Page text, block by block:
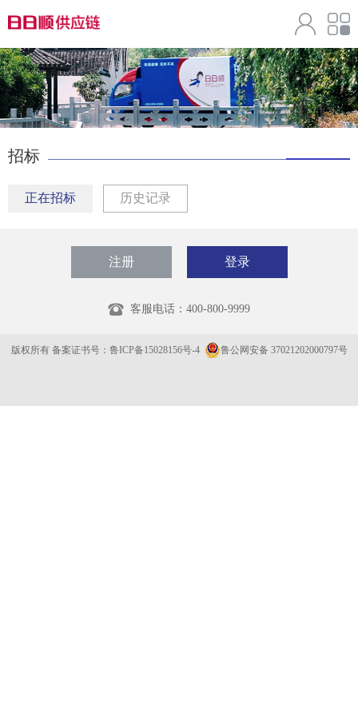
招标
正在招标 历史记录
注册 登录
客服电话： 400-800-9999
版权所有 备案证书号：鲁ICP备15028156号-4 鲁公网安备 37021202000797号